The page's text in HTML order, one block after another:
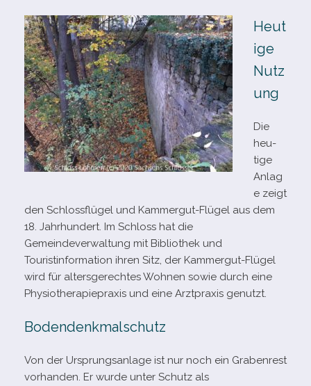
Heut
ige
Nutz
ung
Die
heu­
tige
Anlag
e zeigt
den Schlossflügel und Kammergut-​Flügel aus dem
18. Jahrhundert. Im Schloss hat die
Gemeindeverwaltung mit Bibliothek und
Touristinformation ihren Sitz, der Kammergut-​Flügel
wird für alters­ge­rech­tes Wohnen sowie durch eine
Physiotherapiepraxis und eine Arztpraxis genutzt.
Bodendenkmalschutz
Von der Ursprungsanlage ist nur noch ein Grabenrest
vor­han­den. Er wurde unter Schutz als